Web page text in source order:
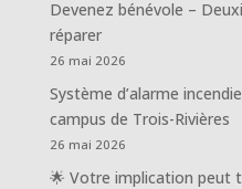
Devenez bénévole –
réparer
26 mai 2026
Système d’alarme
campus de Trois-Rivières
26 mai 2026
🌟 Votre implication peut